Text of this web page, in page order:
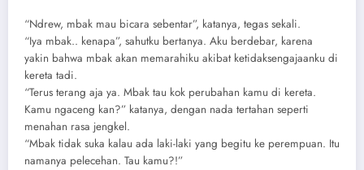
“Ndrew, mbak mau bicara sebentar”, katanya, tegas sekali.
“Iya mbak.. kenapa”, sahutku bertanya. Aku berdebar, karena
yakin bahwa mbak akan memarahiku akibat ketidaksengajaanku di
kereta tadi.
“Terus terang aja ya. Mbak tau kok perubahan kamu di kereta.
Kamu ngaceng kan?” katanya, dengan nada tertahan seperti
menahan rasa jengkel.
“Mbak tidak suka kalau ada laki-laki yang begitu ke perempuan. Itu
namanya pelecehan. Tau kamu?!”